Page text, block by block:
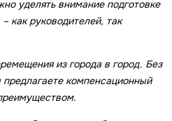
уделять внимание подготовке
как руководителей, так
из города в город. Без
компенсационный